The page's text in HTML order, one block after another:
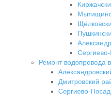
Ремонт водопровода
Дмитровский
Сергиево-